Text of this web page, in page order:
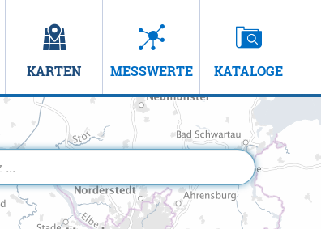
KARTEN MESSWERTE KATALOGE